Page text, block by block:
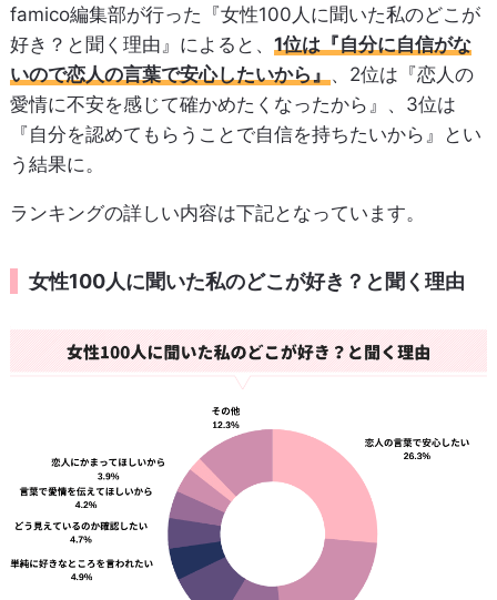
famico編集部が行った『女性100人に聞いた私のどこが
好き？と聞く理由』によると、 1位は『自分に自信がな
いので恋人の言葉で安心したいから』 、2位は『恋人の
愛情に不安を感じて確かめたくなったから』、3位は
『自分を認めてもらうことで自信を持ちたいから』とい
う結果に。
ランキングの詳しい内容は下記となっています。
女性100人に聞いた私のどこが好き？と聞く理由